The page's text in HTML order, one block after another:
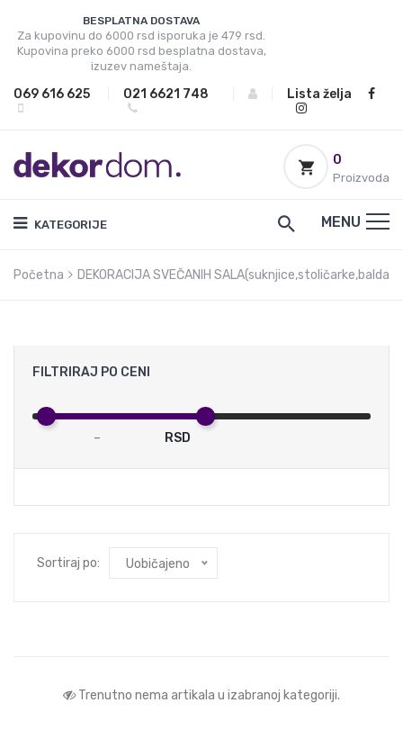
BESPLATNA DOSTAVA
Za kupovinu do 6000 rsd isporuka je 479 rsd.
Kupovina preko 6000 rsd besplatna dostava,
izuzev nameštaja.
069 616 625 021 6621 748 Lista želja
0
Proizvoda
KATEGORIJE MENU
Početna DEKORACIJA SVEČANIH SALA(suknjice,stoličarke,balda
FILTRIRAJ PO CENI
– RSD
Sortiraj po: Uobičajeno
Trenutno nema artikala u izabranoj kategoriji.